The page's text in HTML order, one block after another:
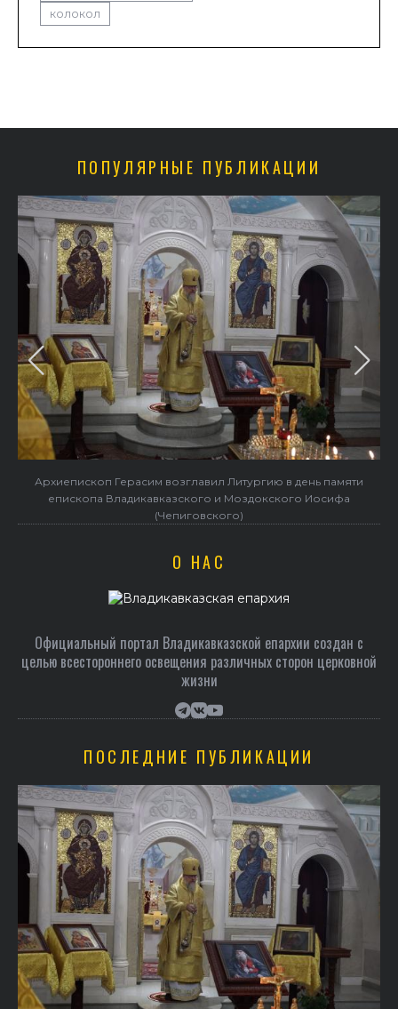
колокол
ПОПУЛЯРНЫЕ ПУБЛИКАЦИИ
Архиепископ Герасим возглавил Литургию в день памяти
епископа Владикавказского и Моздокского Иосифа
(Чепиговского)
О НАС
Официальный портал Владикавказской епархии создан c
целью всестороннего освещения различных сторон церковной
жизни
ПОСЛЕДНИЕ ПУБЛИКАЦИИ